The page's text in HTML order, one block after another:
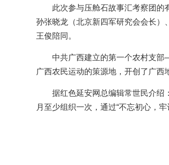
此次参与压舱石故事汇考察团的
孙张晓龙（北京新四军研究会会长）
王俊陪同。
中共广西建立的第一个农村支
广西农民运动的策源地，开创了广西
据红色延安网总编辑常世民介绍
月至少组织一次，通过“不忘初心，